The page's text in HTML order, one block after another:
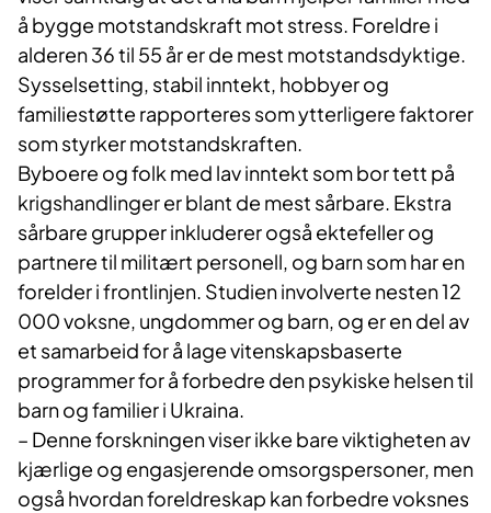
å bygge motstandskraft mot stress. Foreldre i
alderen 36 til 55 år er de mest motstandsdyktige.
Sysselsetting, stabil inntekt, hobbyer og
familiestøtte rapporteres som ytterligere faktorer
som styrker motstandskraften.
Byboere og folk med lav inntekt som bor tett på
krigshandlinger er blant de mest sårbare. Ekstra
sårbare grupper inkluderer også ektefeller og
partnere til militært personell, og barn som har en
forelder i frontlinjen. Studien involverte nesten 12
000 voksne, ungdommer og barn, og er en del av
et samarbeid for å lage vitenskapsbaserte
programmer for å forbedre den psykiske helsen til
barn og familier i Ukraina.
– Denne forskningen viser ikke bare viktigheten av
kjærlige og engasjerende omsorgspersoner, men
også hvordan foreldreskap kan forbedre voksnes